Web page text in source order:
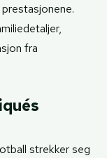
fra
strekker seg